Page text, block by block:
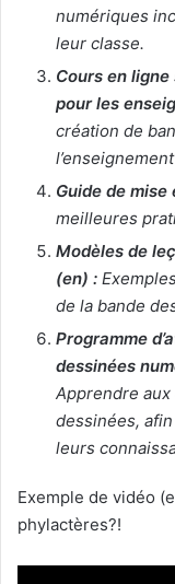
numériques
leur classe.​
Cours en
pour les
création de
Guide de
meilleures
Modèles de
(en) :
de la bande
Programme
dessinées
Apprendre
dessinées,
leurs
Exemple de vidéo
phylactères?!